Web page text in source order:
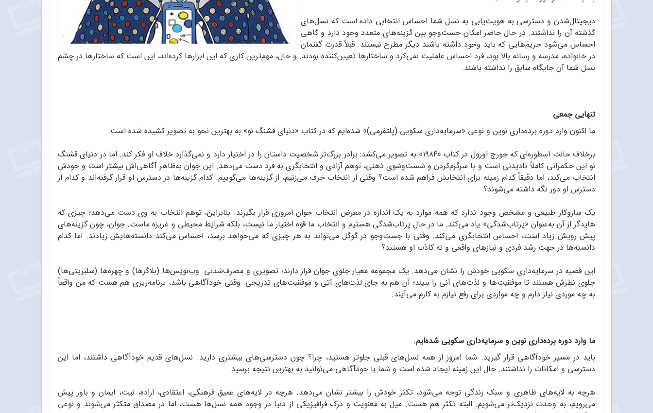
دیجیتال‌شدن و دسترسی به هویت‌یابی به نسل شما احساس انتخابی داده است که نسل‌های
گذشته آن را نداشتند. در حال حاضر امکان جست‌وجو بین گزینه‌های متعدد وجود دارد و گاهی
احساس می‌شود حریم‌هایی که باید وجود داشته باشند دیگر مطرح نیستند. قبلاً قدرت گفتمان
در خانواده، مدرسه و رسانه بالا بود، فرد احساس عاملیت نمی‌کرد و ساختارها تعیین‌کننده بودند. و حال، مهم‌ترین کاری که این ابزارها کرده‌اند، این است که ساختارها در چشم
نسل شما آن جایگاه سابق را نداشته باشند.
تنهایی جمعی
ما اکنون وارد دوره برده‌داری نوین و نوعی «سرمایه‌داری سکویی (پلتفرمی)» شده‌ایم که در کتاب «دنیای قشنگ نو» به بهترین نحو به تصویر کشیده شده است.
برخلاف حالت اسطوره‌ای که جورج اورول در کتاب «۱۹۸۴» به تصویر می‌کشد: برادر بزرگ‌تر شخصیت داستان را در اختیار دارد و نمی‌گذارد خلاف او فکر کند. اما در دنیای قشنگ
نو این حکمرانی کاملاً نادیدنی است و با سرگرم‌کردن و شست‌وشوی ذهنی، توهم آزادی و انتخابگری به فرد دست می‌دهد. این جوان به‌ظاهر آگاهی‌اش بیشتر است و خودش
انتخاب می‌کند، اما دقیقاً کدام زمینه برای انتخابش فراهم شده است؟ وقتی از انتخاب حرف می‌زنیم، از گزینه‌ها می‌گوییم. کدام گزینه‌ها در دسترس او قرار گرفته‌اند و کدام از
دسترس او دور نگه داشته می‌شوند؟
یک سازوکار طبیعی و مشخص وجود ندارد که همه موارد به یک اندازه در معرض انتخاب جوان امروزی قرار بگیرند. بنابراین، توهم انتخاب به وی دست می‌دهد؛ چیزی که
هایدگر از آن به‌عنوان «پرتاب‌شدگی» یاد می‌کند. ما در حال پرتاب‌شدگی هستیم و انتخاب ما قوه اختیار ما نیست، بلکه شرایط محیطی و غریزه ماست. جوان، چون گزینه‌های
پیش رویش زیاد است، احساس انتخابگری می‌کند. وقتی با جست‌وجو در گوگل می‌تواند به هر چیزی که می‌خواهد برسد، احساس می‌کند دانسته‌هایش زیادند. اما کدام
دانسته‌ها در جهت رشد فردی و نیازهای واقعی و نه کاذب او هستند؟
این قضیه در سرمایه‌داری سکویی خودش را نشان می‌دهد. یک مجموعه معیار جلوی جوان قرار دارند؛ تصویری و مصرف‌شدنی. وب‌نویس‌ها (بلاگرها) و چهره‌ها (سلبریتی‌ها)
جلوی نظرش هستند تا موفقیت‌ها و لذت‌های آنی را ببیند؛ آن هم به جای لذت‌های آتی و موفقیت‌های تدریجی. وقتی خودآگاهی باشد، برنامه‌ریزی هم هست که من واقعاً
به چه موردی نیاز دارم و چه مواردی برای رفع نیازم به کارم می‌آیند.
ما وارد دوره برده‌داری نوین و سرمایه‌داری سکویی شده‌ایم.
باید در مسیر خودآگاهی قرار گیرید. شما امروز از همه نسل‌های قبلی جلوتر هستید، چرا؟ چون دسترسی‌های بیشتری دارید. نسل‌های قدیم خودآگاهی داشتند، اما این
دسترسی و امکانات را نداشتند. حال این زمینه ایجاد شده است و شما با خودآگاهی می‌توانید به بهترین نتیجه برسید.
هرچه به لایه‌های ظاهری و سبک زندگی توجه می‌شود، تکثر خودش را بیشتر نشان می‌دهد. هرچه در لایه‌های عمیق فرهنگی، اعتقادی، اراده، نیت، ایمان و باور پیش
می‌رویم، به وحدت نزدیک‌تر می‌شویم. البته تکثر هم هست. میل به معنویت و درک فرافیزیکی از دنیا در وجود همه نسل‌ها هست، اما در مصداق متکثر می‌شوند و نوعی